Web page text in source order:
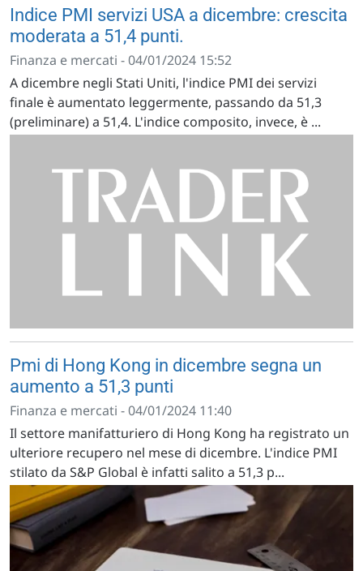
Indice PMI servizi USA a dicembre: crescita
moderata a 51,4 punti.
Finanza e mercati - 04/01/2024 15:52
A dicembre negli Stati Uniti, l'indice PMI dei servizi
finale è aumentato leggermente, passando da 51,3
(preliminare) a 51,4. L'indice composito, invece, è ...
Pmi di Hong Kong in dicembre segna un
aumento a 51,3 punti
Finanza e mercati - 04/01/2024 11:40
Il settore manifatturiero di Hong Kong ha registrato un
ulteriore recupero nel mese di dicembre. L'indice PMI
stilato da S&P Global è infatti salito a 51,3 p...